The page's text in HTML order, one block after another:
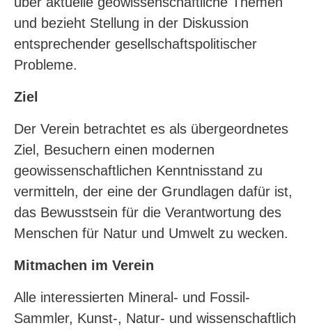
und bezieht Stellung in der Diskussion
entsprechender gesellschaftspolitischer
Probleme.
Ziel
Der Verein betrachtet es als übergeordnetes
Ziel, Besuchern einen modernen
geowissenschaftlichen Kenntnisstand zu
vermitteln, der eine der Grundlagen dafür ist,
das Bewusstsein für die Verantwortung des
Menschen für Natur und Umwelt zu wecken.
Mitmachen im Verein
Alle interessierten Mineral- und Fossil-
Sammler, Kunst-, Natur- und wissenschaftlich